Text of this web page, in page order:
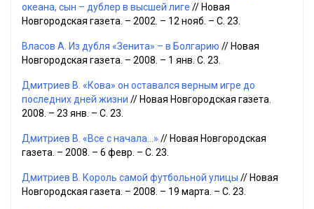
океана, сын – дублер в высшей лиге // Новая
Новгородская газета. – 2002. – 12 нояб. – С. 23.
Власов А. Из дубля «Зенита» – в Болгарию // Новая
Новгородская газета. – 2008. – 1 янв. С. 23.
Дмитриев В. «Кова» он оставался верным игре до
последних дней жизни // Новая Новгородская газета.
2008. – 23 янв. – С. 23.
Дмитриев В. «Все с начала...» // Новая Новгородская
газета. – 2008. – 6 февр. – С. 23.
Дмитриев В. Король самой футбольной улицы // Новая
Новгородская газета. – 2008. – 19 марта. – С. 23.